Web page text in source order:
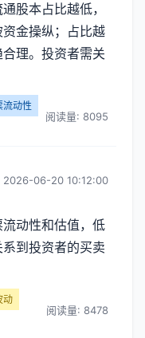
股本占比越低，
金操纵；占比越
理。投资者需关
流动性
阅读量: 8095
2026-06-20 10:12:00
动性和估值，低
到投资者的买卖
动
阅读量: 8478